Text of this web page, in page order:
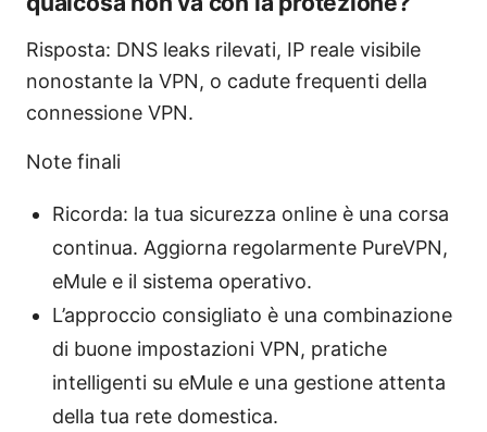
Risposta: DNS leaks rilevati, IP reale visibile
nonostante la VPN, o cadute frequenti della
connessione VPN.
Note finali
Ricorda: la tua sicurezza online è una corsa
continua. Aggiorna regolarmente PureVPN,
eMule e il sistema operativo.
L’approccio consigliato è una combinazione
di buone impostazioni VPN, pratiche
intelligenti su eMule e una gestione attenta
della tua rete domestica.